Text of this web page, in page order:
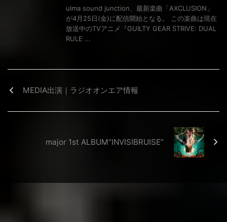
ulma sound junction、最新楽曲「AXCLUSION」
が4月25日(金)に配信開始となる。 この楽曲は現在
放送中のTVアニメ『GUILTY GEAR STRIVE: DUAL
RULE ...
MEDIA出演｜ラジオオンエア情報
major 1st ALBUM“INVISIBRUISE”